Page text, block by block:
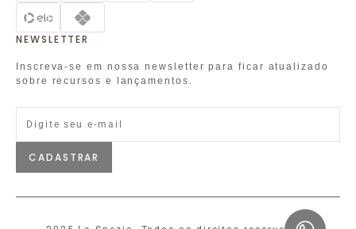
NEWSLETTER
Inscreva-se em nossa newsletter para ficar atualizado
sobre recursos e lançamentos.
CADASTRAR